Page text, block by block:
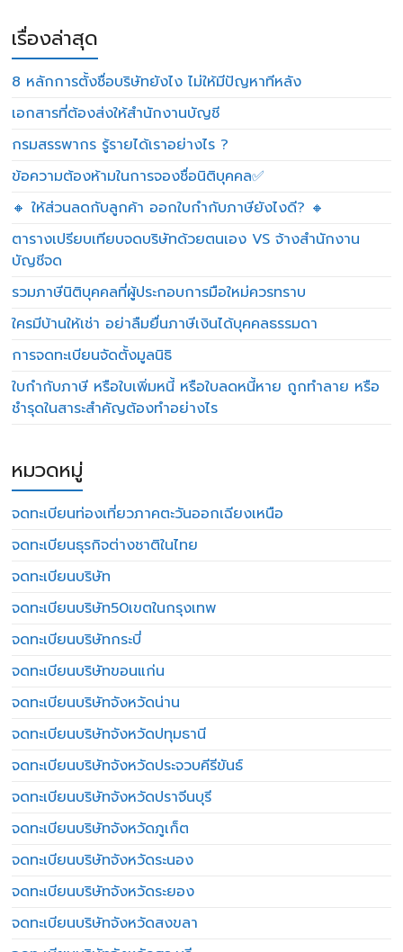
เรื่องล่าสุด
8 หลักการตั้งชื่อบริษัทยังไง ไม่ให้มีปัญหาทีหลัง
เอกสารที่ต้องส่งให้สำนักงานบัญชี
กรมสรรพากร รู้รายได้เราอย่างไร ?
ข้อความต้องห้ามในการจองชื่อนิติบุคคล✅
🔸 ให้ส่วนลดกับลูกค้า ออกใบกำกับภาษียังไงดี? 🔸
ตารางเปรียบเทียบจดบริษัทด้วยตนเอง VS จ้างสำนักงาน
บัญชีจด
รวมภาษีนิติบุคคลที่ผู้ประกอบการมือใหม่ควรทราบ
ใครมีบ้านให้เช่า อย่าลืมยื่นภาษีเงินได้บุคคลธรรมดา
การจดทะเบียนจัดตั้งมูลนิธิ
ใบกำกับภาษี หรือใบเพิ่มหนี้ หรือใบลดหนี้หาย ถูกทำลาย หรือ
ชำรุดในสาระสำคัญต้องทำอย่างไร
หมวดหมู่
จดทะเบียนท่องเที่ยวภาคตะวันออกเฉียงเหนือ
จดทะเบียนธุรกิจต่างชาติในไทย
จดทะเบียนบริษัท
จดทะเบียนบริษัท50เขตในกรุงเทพ
จดทะเบียนบริษัทกระบี่
จดทะเบียนบริษัทขอนแก่น
จดทะเบียนบริษัทจังหวัดน่าน
จดทะเบียนบริษัทจังหวัดปทุมธานี
จดทะเบียนบริษัทจังหวัดประจวบคีรีขันธ์
จดทะเบียนบริษัทจังหวัดปราจีนบุรี
จดทะเบียนบริษัทจังหวัดภูเก็ต
จดทะเบียนบริษัทจังหวัดระนอง
จดทะเบียนบริษัทจังหวัดระยอง
จดทะเบียนบริษัทจังหวัดสงขลา